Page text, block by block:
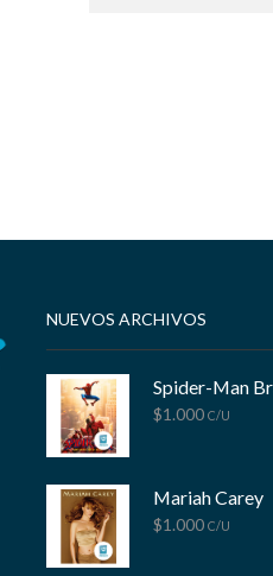
NUEVOS ARCHIVOS
$1.000 C/U
Mariah Carey
$1.000 C/U